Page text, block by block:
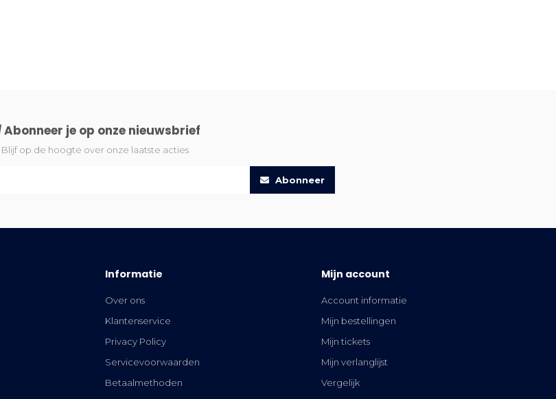
Abonneer je op onze nieuwsbrief
Blijf op de hoogte over onze laatste acties
Abonneer
Informatie
Over ons
Klantenservice
Privacy Policy
Servicevoorwaarden
Betaalmethoden
Mijn account
Account informatie
Mijn bestellingen
Mijn tickets
Mijn verlanglijst
Vergelijk